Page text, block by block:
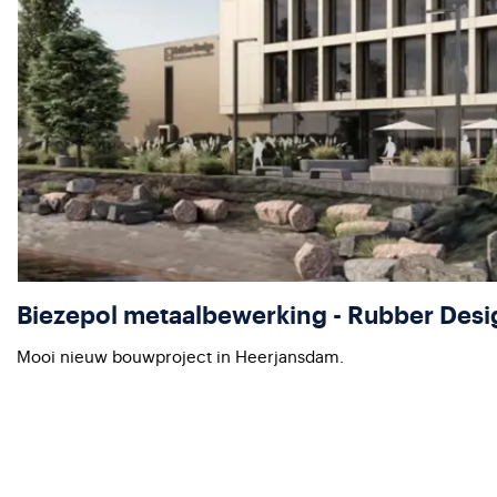
Biezepol metaalbewerking - Rubber
Mooi nieuw bouwproject in Heerjansdam.